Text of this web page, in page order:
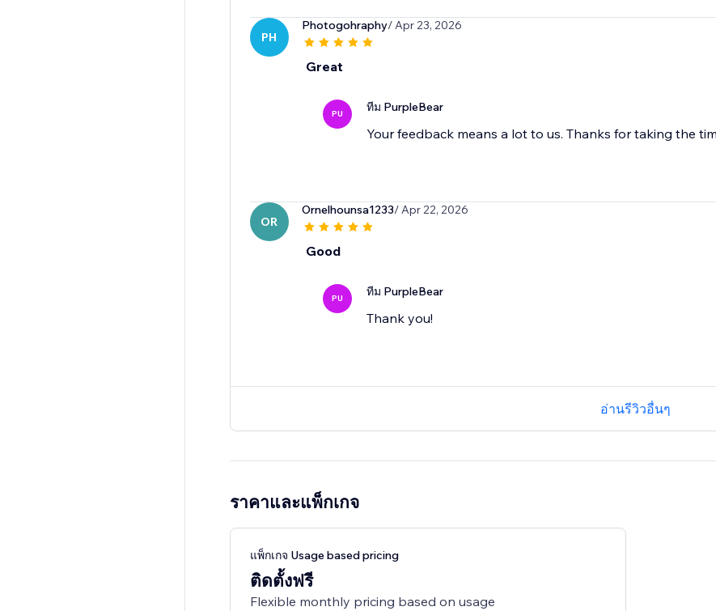
PH
Photogohraphy/ Apr 23, 2026
Great
PU ทีม PurpleBear
Your feedback means a lot to us. Thanks for taking the
OR
Ornelhounsa1233/ Apr 22, 2026
Good
PU ทีม PurpleBear
Thank you!
อ่านรีวิวอื่นๆ
ราคาและแพ็กเกจ
แพ็กเกจ Usage based pricing
ติดตั้งฟรี
Flexible monthly pricing based on usage